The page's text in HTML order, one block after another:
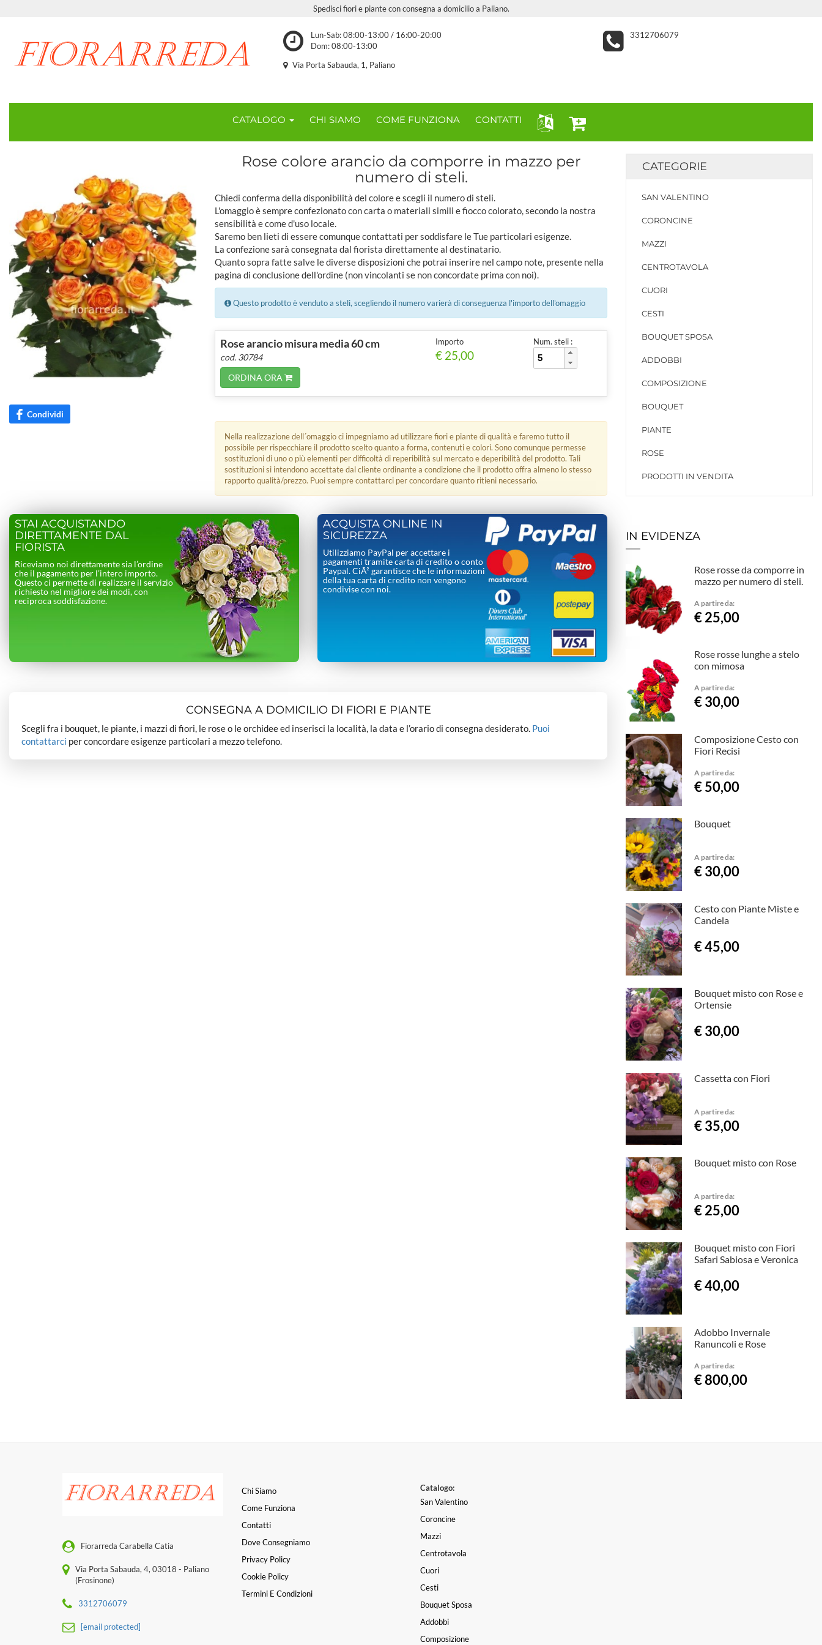
Spedisci fiori e piante con consegna a domicilio a Paliano.
Lun-Sab: 08:00-13:00 / 16:00-20:00
Dom: 08:00-13:00
3312706079
Via Porta Sabauda, 1, Paliano
CATALOGO CHI SIAMO COME FUNZIONA CONTATTI
Condividi
Rose colore arancio da comporre in mazzo per
numero di steli.
Chiedi conferma della disponibilità del colore e scegli il numero di steli.
L'omaggio è sempre confezionato con carta o materiali simili e fiocco colorato, secondo la nostra
sensibilità e come d'uso locale.
Saremo ben lieti di essere comunque contattati per soddisfare le Tue particolari esigenze.
La confezione sarà consegnata dal fiorista direttamente al destinatario.
Quanto sopra fatte salve le diverse disposizioni che potrai inserire nel campo note, presente nella
pagina di conclusione dell'ordine (non vincolanti se non concordate prima con noi).
Questo prodotto è venduto a steli, scegliendo il numero varierà di conseguenza l'importo dell'omaggio
Rose arancio misura media 60 cm
cod. 30784
ORDINA ORA
Importo
€ 25,00
Num. steli :
Nella realizzazione dell´omaggio ci impegniamo ad utilizzare fiori e piante di qualità e faremo tutto il
possibile per rispecchiare il prodotto scelto quanto a forma, contenuti e colori. Sono comunque permesse
sostituzioni di uno o più elementi per difficoltà di reperibilità sul mercato e deperibilità del prodotto. Tali
sostituzioni si intendono accettate dal cliente ordinante a condizione che il prodotto offra almeno lo stesso
rapporto qualità/prezzo. Puoi sempre contattarci per concordare quanto ritieni necessario.
STAI ACQUISTANDO
DIRETTAMENTE DAL
FIORISTA
Riceviamo noi direttamente sia l’ordine
che il pagamento per l’intero importo.
Questo ci permette di realizzare il servizio
richiesto nel migliore dei modi, con
reciproca soddisfazione.
ACQUISTA ONLINE IN
SICUREZZA
Utilizziamo PayPal per accettare i
pagamenti tramite carta di credito o conto
Paypal. CiÃ² garantisce che le informazioni
della tua carta di credito non vengono
condivise con noi.
CONSEGNA A DOMICILIO DI FIORI E PIANTE
Scegli fra i bouquet, le piante, i mazzi di fiori, le rose o le orchidee ed inserisci la località, la data e l’orario di consegna desiderato. Puoi
contattarci per concordare esigenze particolari a mezzo telefono.
CATEGORIE
SAN VALENTINO
CORONCINE
MAZZI
CENTROTAVOLA
CUORI
CESTI
BOUQUET SPOSA
ADDOBBI
COMPOSIZIONE
BOUQUET
PIANTE
ROSE
PRODOTTI IN VENDITA
IN EVIDENZA
Rose rosse da comporre in
mazzo per numero di steli.
A partire da:
€ 25,00
Rose rosse lunghe a stelo
con mimosa
A partire da:
€ 30,00
Composizione Cesto con
Fiori Recisi
A partire da:
€ 50,00
Bouquet
A partire da:
€ 30,00
Cesto con Piante Miste e
Candela
€ 45,00
Bouquet misto con Rose e
Ortensie
€ 30,00
Cassetta con Fiori
A partire da:
€ 35,00
Bouquet misto con Rose
A partire da:
€ 25,00
Bouquet misto con Fiori
Safari Sabiosa e Veronica
€ 40,00
Adobbo Invernale
Ranuncoli e Rose
A partire da:
€ 800,00
Fiorarreda Carabella Catia
Via Porta Sabauda, 4, 03018 - Paliano
(Frosinone)
3312706079
[email protected]
Chi Siamo
Come Funziona
Contatti
Dove Consegniamo
Privacy Policy
Cookie Policy
Termini E Condizioni
Catalogo:
San Valentino
Coroncine
Mazzi
Centrotavola
Cuori
Cesti
Bouquet Sposa
Addobbi
Composizione